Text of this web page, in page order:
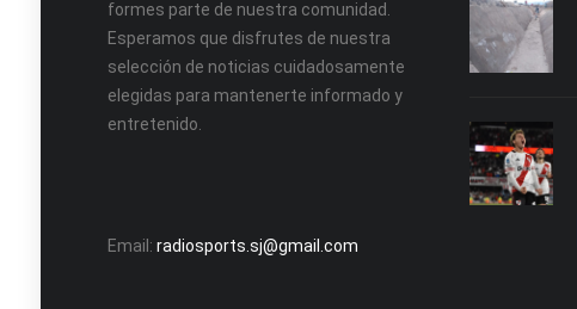
formes parte de nuestra comunidad.
Esperamos que disfrutes de nuestra
selección de noticias cuidadosamente
elegidas para mantenerte informado y
entretenido.
Email: radiosports.sj@gmail.com